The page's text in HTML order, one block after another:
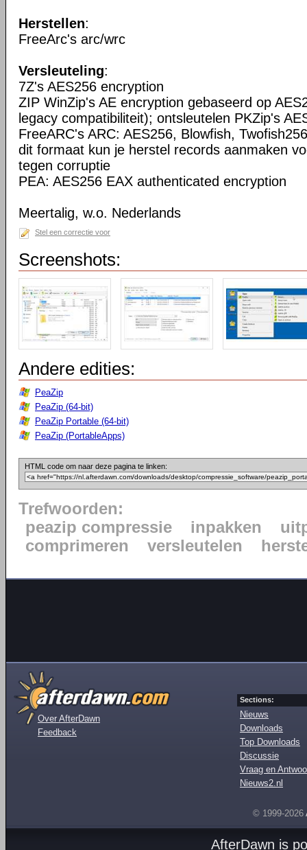
Herstellen:
FreeArc's arc/wrc
Versleuteling:
7Z's AES256 encryption
ZIP WinZip's AE encryption gebaseerd op
legacy compatibiliteit); ontsleutelen PKZip's
FreeARC's ARC: AES256, Blowfish,
dit formaat kun je herstel records aanmaken
tegen corruptie
PEA: AES256 EAX authenticated encryption
Meertalig, w.o. Nederlands
Stel een correctie voor
Screenshots:
Andere edities:
PeaZip
PeaZip (64-bit)
PeaZip Portable (64-bit)
PeaZip (PortableApps)
HTML code om naar deze pagina te linken:
Trefwoorden:
peazip compressie
inpakken
comprimeren
versleutelen
Over AfterDawn
Feedback
Sections:
Nieuws
Downloads
Top Downloads
Discussie
Vraag en
Nieuws2.nl
© 1999-2026
AfterDawn is